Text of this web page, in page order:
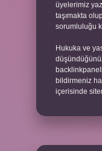
üyelerimiz
taşımakta
sorumluluğu
Hukuka ve
bildirmeniz
içerisinde